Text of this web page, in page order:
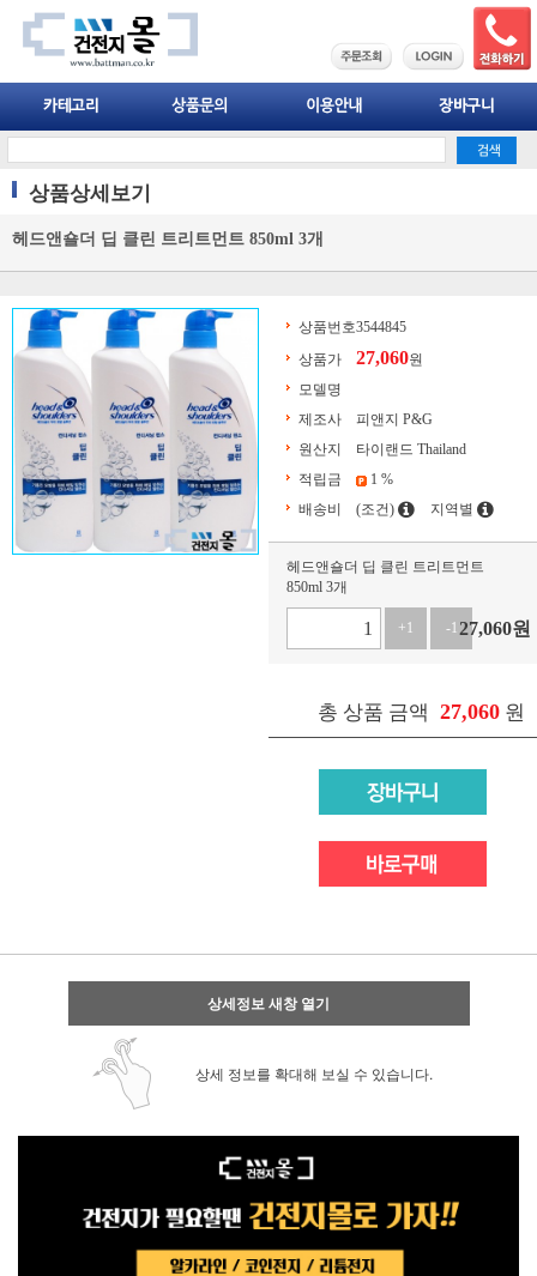
상품상세보기
헤드앤숄더 딥 클린 트리트먼트 850ml 3개
상품번호3544845
상품가
27,060원
모델명
제조사
피앤지 P&G
원산지
타이랜드 Thailand
적립금
1 %
배송비
(조건) 지역별
헤드앤숄더 딥 클린 트리트먼트
850ml 3개
+1 -127,060원
총 상품 금액 27,060 원
상세정보 새창 열기
상세 정보를 확대해 보실 수 있습니다.